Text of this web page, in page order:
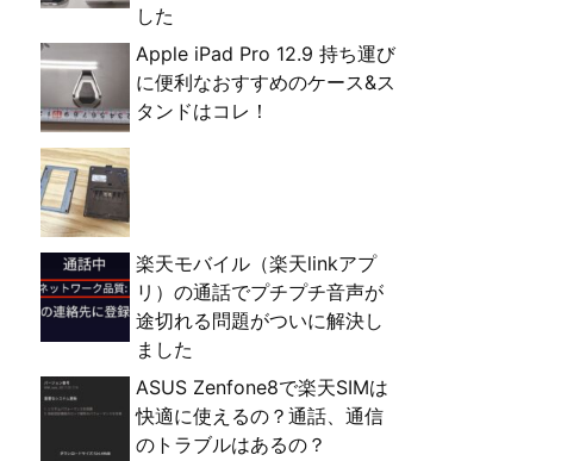
した
Apple iPad Pro 12.9 持ち運び
に便利なおすすめのケース&ス
タンドはコレ！
楽天モバイル（楽天linkアプ
リ）の通話でプチプチ音声が
途切れる問題がついに解決し
ました
ASUS Zenfone8で楽天SIMは
快適に使えるの？通話、通信
のトラブルはあるの？